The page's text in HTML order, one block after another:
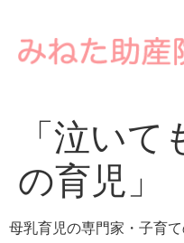
「泣い
の育児」
母乳育児の専門家・子育